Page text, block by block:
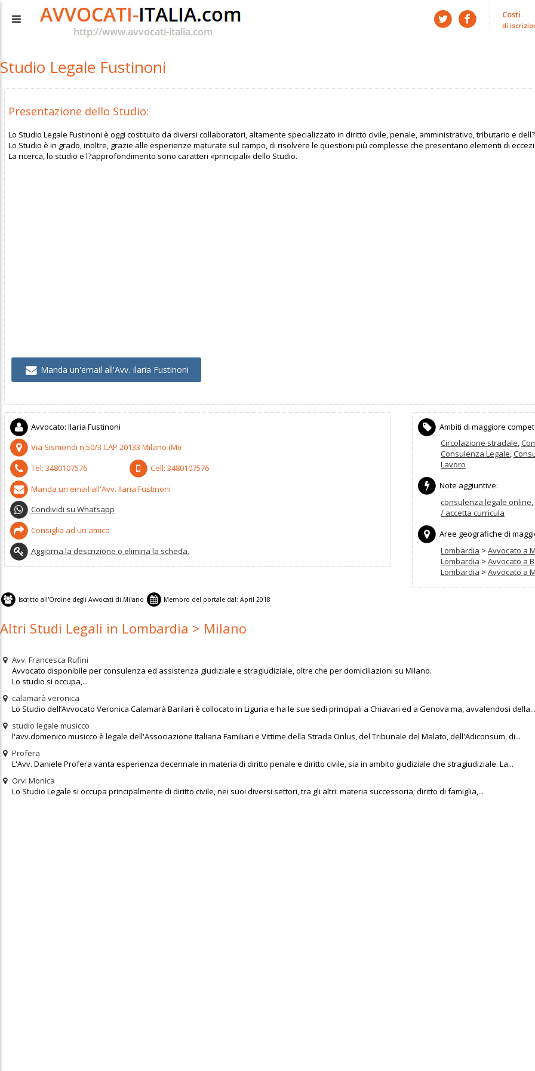
Costi
di
Studio Legale Fustinoni
Presentazione dello Studio:
Lo Studio Legale Fustinoni è oggi costituito da diversi collaboratori, altamente specializzato in diritto civile, penale, amministrativo, tributario e
Lo Studio è in grado, inoltre, grazie alle esperienze maturate sul campo, di risolvere le questioni più complesse che presentano elementi di
La ricerca, lo studio e l?approfondimento sono caratteri «principali» dello Studio.
Manda un'email all'Avv. Ilaria Fustinoni
Avvocato:Ilaria Fustinoni
Via Sismondi n.50/3 CAP20133 Milano (Mi)
Tel:3480107576 Cell:3480107576
Manda un'email all'Avv. Ilaria Fustinoni
Condividi su Whatsapp
Consiglia ad un amico
Aggiorna la descrizione o elimina la scheda.
Ambiti di maggiore
Circolazione stradale,
Consulenza Legale,
Lavoro
Note aggiuntive:
consulenza legale online,
/ accetta curricula
Aree geografiche di
Lombardia > Avvocato a
Lombardia > Avvocato a
Lombardia > Avvocato a
Iscritto all'Ordine degli Avvocati di Milano Membro del portale dal:April 2018
Altri Studi Legali in Lombardia > Milano
Avv. Francesca Rufini
Avvocato disponibile per consulenza ed assistenza giudiziale e stragiudiziale, oltre che per domiciliazioni su Milano.
Lo studio si occupa,...
calamarà veronica
Lo Studio dell’Avvocato Veronica Calamarà Barilari è collocato in Liguria e ha le sue sedi principali a Chiavari ed a Genova ma, avvalendosi della...
studio legale musicco
l'avv.domenico musicco è legale dell'Associazione Italiana Familiari e Vittime della Strada Onlus, del Tribunale del Malato, dell'Adiconsum, di...
Profera
L'Avv. Daniele Profera vanta esperienza decennale in materia di diritto penale e diritto civile, sia in ambito giudiziale che stragiudiziale. La...
Orvi Monica
Lo Studio Legale si occupa principalmente di diritto civile, nei suoi diversi settori, tra gli altri: materia successoria; diritto di famiglia,...